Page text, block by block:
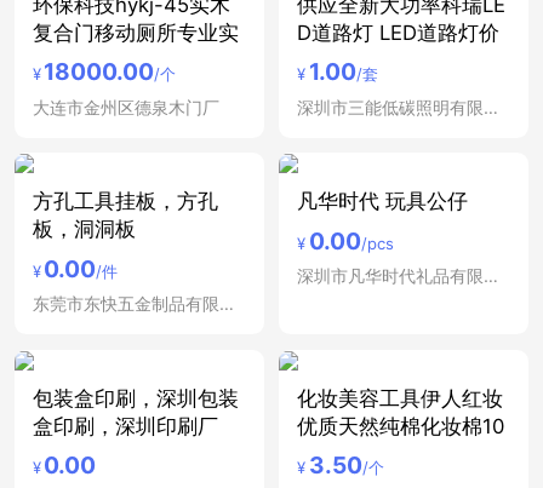
复合门移动厕所专业实
¥18000.00/个
大连市金州区德泉木门厂
D道路灯 LED道路灯价
¥ 1.00/套
深圳市三能低碳照明有限公司
方孔工具挂板，方孔
板，洞洞板
¥0.00/件
东莞市东快五金制品有限公司
凡华时代 玩具公仔
¥ 0.00/pcs
深圳市凡华时代礼品有限公司
包装盒印刷，深圳包装
盒印刷，深圳印刷厂
¥0.00
化妆美容工具伊人红妆
优质天然纯棉化妆棉10
¥ 3.50/个